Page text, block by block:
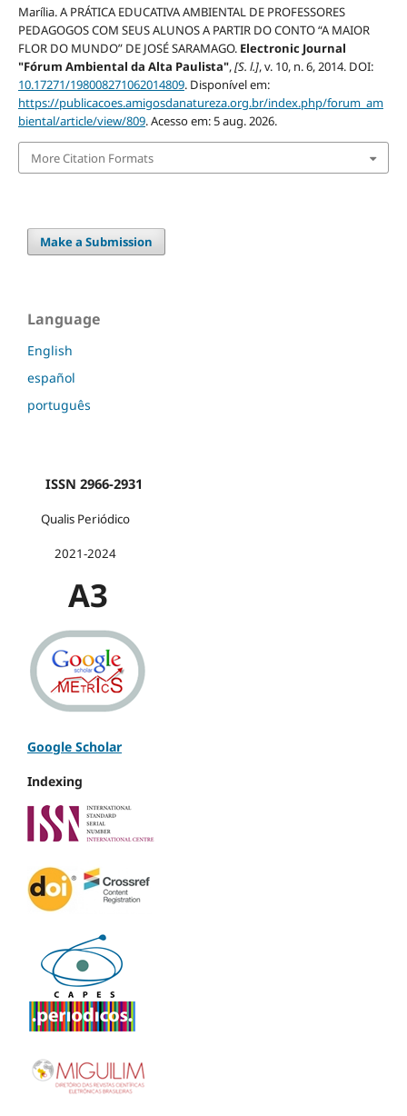
Marília. A PRÁTICA EDUCATIVA AMBIENTAL DE PROFESSORES
PEDAGOGOS COM SEUS ALUNOS A PARTIR DO CONTO “A MAIOR
FLOR DO MUNDO” DE JOSÉ SARAMAGO. Electronic Journal
"Fórum Ambiental da Alta Paulista",[S. l.], v. 10, n. 6, 2014. DOI:
10.17271/198008271062014809. Disponível em:
https://publicacoes.amigosdanatureza.org.br/index.php/forum_am
biental/article/view/809. Acesso em: 5 aug. 2026.
More Citation Formats
Make a Submission
Language
English
español
português
ISSN 2966-2931
Qualis Periódico
2021-2024
A3
Google Scholar
Indexing